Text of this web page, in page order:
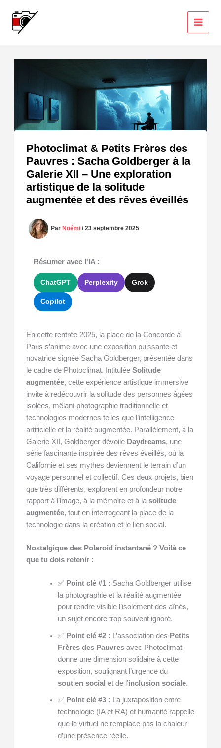
contenu
Photoclimat & Petits Frères des
Pauvres : Sacha Goldberger à la
Galerie XII – Une exploration
artistique de la solitude
augmentée et des rêves éveillés
ParNoémi/23 septembre 2025
Résumer avec l'IA :
ChatGPT Perplexity Grok
Copilot
En cette rentrée 2025, la place de la Concorde à
Paris s’anime avec une exposition puissante et
novatrice signée Sacha Goldberger, présentée dans
le cadre de Photoclimat. IntituléeSolitude
augmentée, cette expérience artistique immersive
invite à redécouvrir la solitude des personnes âgées
isolées, mêlant photographie traditionnelle et
technologies modernes telles que l’intelligence
artificielle et la réalité augmentée. Parallèlement, à la
Galerie XII, Goldberger dévoile Daydreams, une
série fascinante inspirée des rêves éveillés, où la
Californie et ses mythes deviennent le terrain d’un
voyage personnel et collectif. Ces deux projets, bien
que très différents, explorent en profondeur notre
rapport à l’image, à la mémoire et à lasolitude
augmentée, tout en interrogeant la place de la
technologie dans la création et le lien social.
Nostalgique des Polaroid instantané ? Voilà ce
que tu dois retenir :
✅ Point clé #1 : Sacha Goldberger utilise
la photographie et la réalité augmentée
pour rendre visible l’isolement des aînés,
un sujet encore trop souvent ignoré.
✅ Point clé #2 : L’association des Petits
Frères des Pauvresavec Photoclimat
donne une dimension solidaire à cette
exposition, soulignant l’urgence du
soutien social et de l’inclusion sociale.
✅ Point clé #3 : La juxtaposition entre
technologie (IA et RA) et humanité rappelle
que le virtuel ne remplace pas la chaleur
d’une présence réelle.